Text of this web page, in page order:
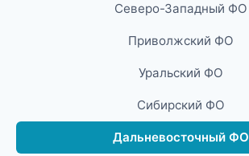
Северо-Западный ФО
Приволжский ФО
Уральский ФО
Сибирский ФО
Дальневосточный ФО